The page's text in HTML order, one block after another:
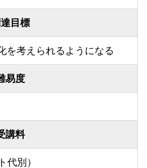
目標
を考えられるようになる
易度
講料
代別）